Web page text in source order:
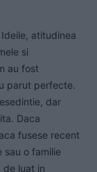
atitudinea
si
au fost
parut perfecte.
dar
Daca
fusese recent
o familie
de luat in